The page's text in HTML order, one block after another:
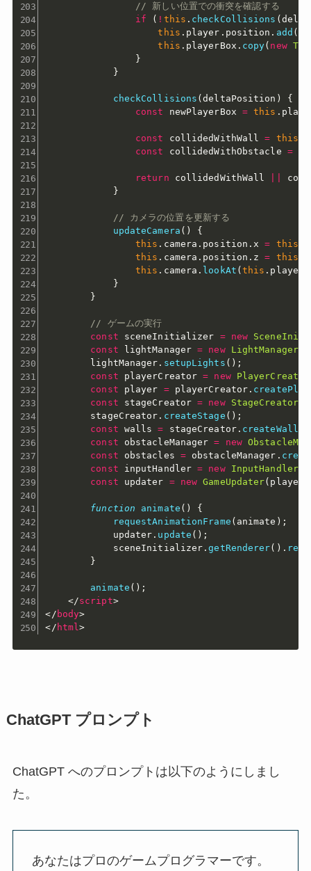
// 新しい位置での衝突を確認する
if
( ! this . checkCollisions (
this . player . position . add (
this . playerBox . copy( new
}
}
checkCollisions (deltaPosition )
{
const
newPlayerBox = this .
const collidedWithWall = this
const
collidedWithObstacle =
return collidedWithWall
}
// カメラの位置を更新する
updateCamera ( )
{
this . camera . position .x = this
this . camera . position . z = this
this . camera . lookAt ( this . player
}
}
// ゲームの実行
const sceneInitializer = new
const lightManager = new LightManager(
        lightManager
. setupLights ( ) ;
const playerCreator = new PlayerCreator
const player = playerCreator .
const stageCreator = new StageCreator(
        stageCreator
. createStage ( ) ;
const walls = stageCreator. createWalls
const obstacleManager = new
const obstacles = obstacleManager .
const inputHandler = new InputHandler(
const updater = new GameUpdater( player
function animate ( )
{
requestAnimationFrame ( animate ) ;
            updater
. update ( ) ;
            sceneInitializer
.getRenderer( ) .
}
animate ( ) ;
</script>
</ body>
</ html>
ChatGPT プロンプト
ChatGPT へのプロンプトは以下のようにしまし
た。
あなたはプロのゲームプログラマーです。